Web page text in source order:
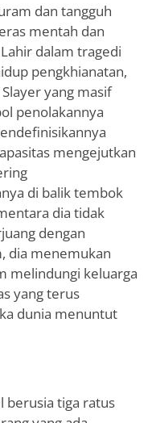
dan tangguh
mentah dan
dalam tragedi
pengkhianatan,
yang masif
penolakannya
mengejutkan
di balik tembok
dia tidak
dengan
dia menemukan
melindungi keluarga
yang terus
dunia menuntut
berusia tiga ratus